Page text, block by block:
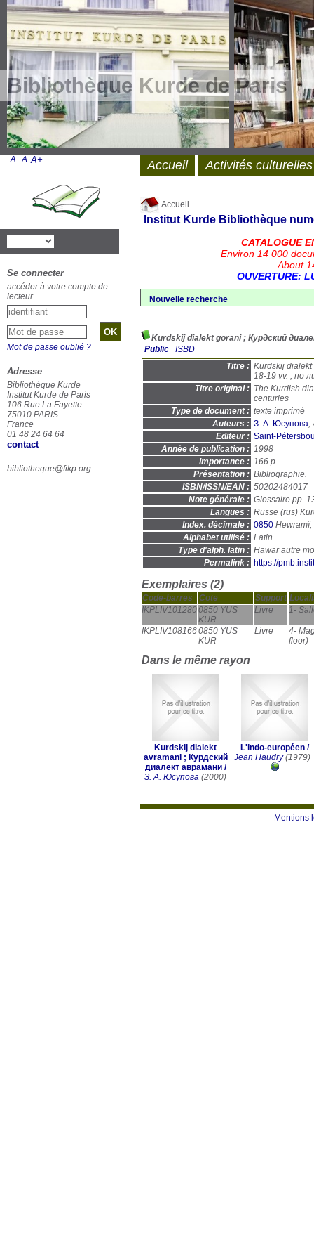
Bibliothèque Kurde de Paris
Accueil
Institut Kurde Bibliothèque
CATALOGUE
Environ 14 000
About
OUVERTURE:
Nouvelle recherche
Kurdskij dialekt gorani ; Курдский
Public
ISBD
Titre : Kurdskij
18-19 vv. ; по
Titre original : The Kurdish
centuries
Type de document : texte imprimé
Auteurs : З. А. Юсупова,
Editeur : Saint-
Année de publication : 1998
Importance : 166 p.
Présentation : Bibliographie.
ISBN/ISSN/EAN : 50202484017
Note générale : Glossaire pp.
Langues : Russe (rus)
Index. décimale : 0850
Alphabet utilisé : Latin
Type d'alph. latin : Hawar autre
Permalink : https://
Exemplaires (2)
Code-barres Cote Support
IKPLIV1012800850 YUS
KUR
Livre 1-
IKPLIV1081660850 YUS
KUR
Livre
4-
floor)
Dans le même rayon
Kurdskij dialekt
avramani ; Курдский
диалект аврамани/
З. А. Юсупова (2000)
L'indo-européen/
Jean Haudry(1979)
Mentions
Accueil Activités culturelles
A- A A+
Se connecter
accéder à votre compte de
lecteur
Mot de passe oublié ?
Adresse
Bibliothèque Kurde
Institut Kurde de Paris
106 Rue La Fayette
75010 PARIS
France
01 48 24 64 64
contact
bibliotheque@fikp.org